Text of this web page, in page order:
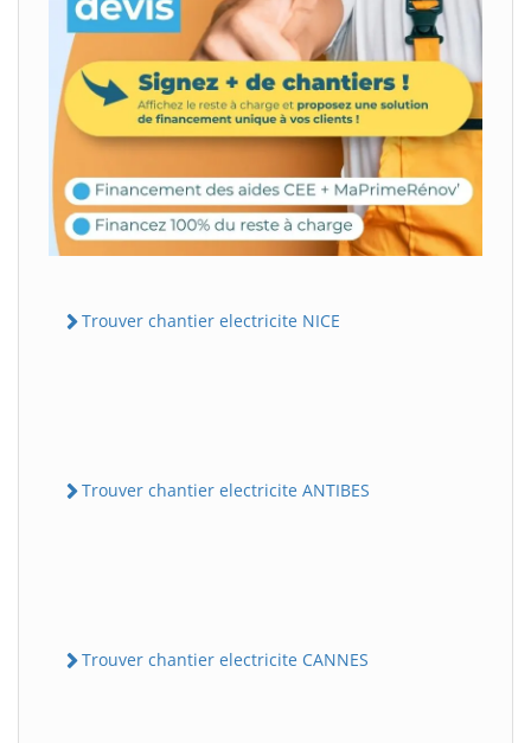
Trouver chantier electricite NICE
Trouver chantier electricite ANTIBES
Trouver chantier electricite CANNES